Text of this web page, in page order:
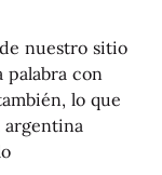
nuestro sitio
palabra con
lo que
argentina